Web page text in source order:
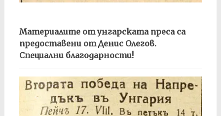
Материалите от унгарската преса са
предоставени от Денис Олегов.
Специални благодарности!